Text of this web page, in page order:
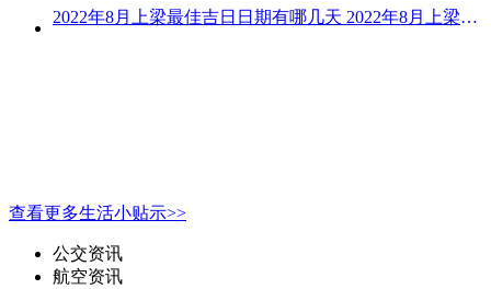
2022年8月上梁最佳吉日日期有哪几天 2022年8月上梁的黄道吉日
查看更多生活小贴示>>
公交资讯
航空资讯